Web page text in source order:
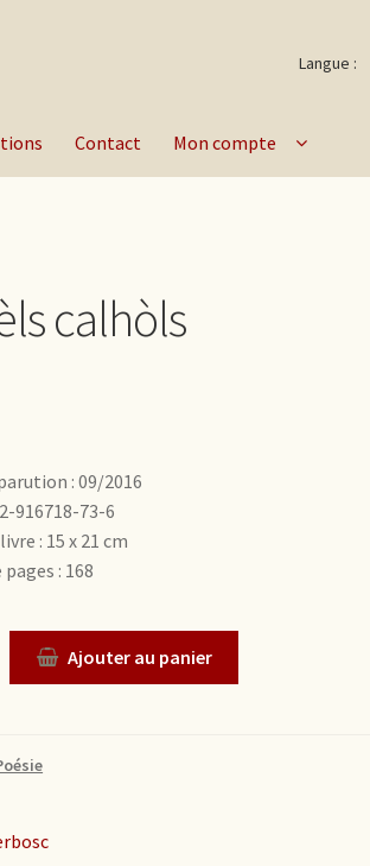
Langue :
Contact Mon compte
calhòls
: 09/2016
916718-73-6
: 15 x 21 cm
: 168
Ajouter au panier